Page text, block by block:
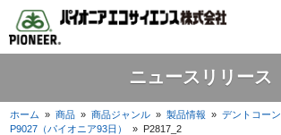
ニュースリリース
ホーム »商品 »商品ジャンル »製品情報 »デントコーン
P9027（パイオニア93日）
» P2817_2